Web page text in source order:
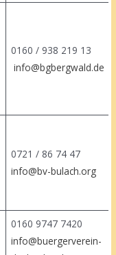
0160 / 938
info@bgbergwald.de
0721 / 86 74
info@bv-bulach.org
0160 9747
info@buergerverein-